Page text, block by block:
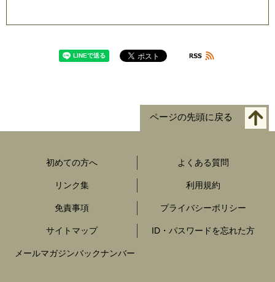
ページの先頭に戻る
初めての方へ よくある質問
リンク集 利用規約
免責事項 プライバシーポリシー
サイトマップ ID・パスワードを忘れた方
メールマガジンバックナンバー